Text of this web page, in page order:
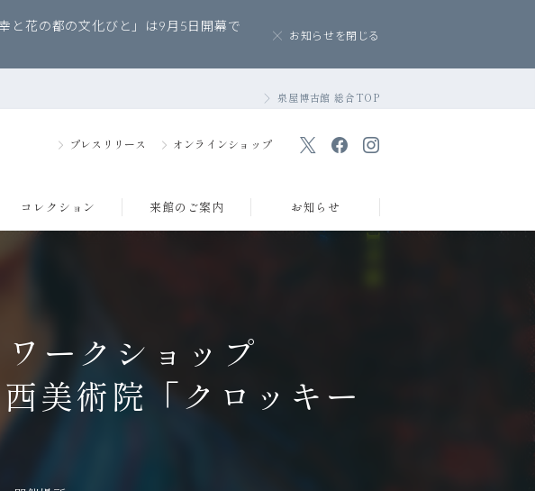
と花の都の文化びと」は9月5日開幕で
お知らせを閉じる
泉屋博古館 総合TOP
プレスリリース オンラインショップ
コレクション
データベース
来館のご案内
フロアマップ 講堂の貸出
お知らせ
ークショップ
美術院「クロッキー